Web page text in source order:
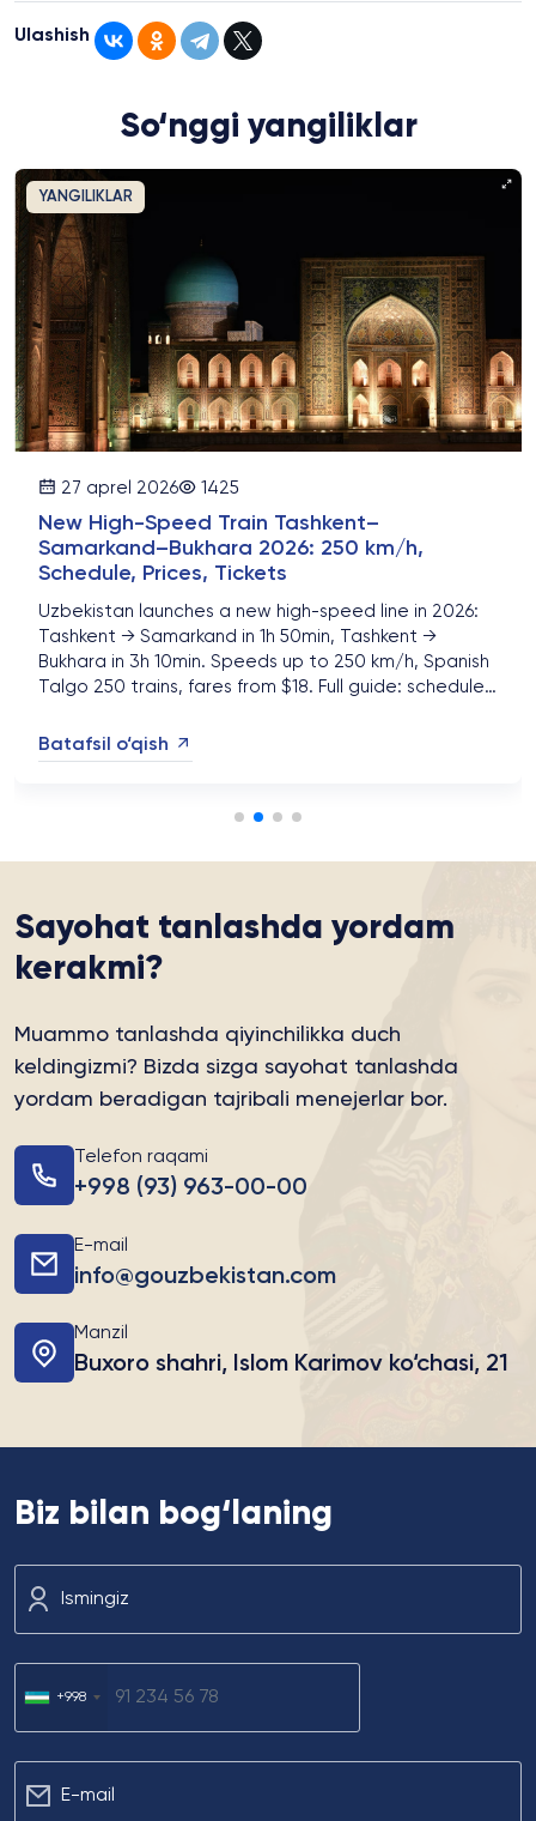
Ulashish
So‘nggi yangiliklar
YANGILIKLAR
27 aprel 2026 1425
New High-Speed Train Tashkent–
Samarkand–Bukhara 2026: 250 km/h,
Schedule, Prices, Tickets
Uzbekistan launches a new high-speed line in 2026:
Tashkent → Samarkand in 1h 50min, Tashkent →
Bukhara in 3h 10min. Speeds up to 250 km/h, Spanish
Talgo 250 trains, fares from $18. Full guide: schedule,
Batafsil o‘qish
Sayohat tanlashda yordam
kerakmi?
Muammo tanlashda qiyinchilikka duch
keldingizmi? Bizda sizga sayohat tanlashda
yordam beradigan tajribali menejerlar bor.
Telefon raqami
+998 (93) 963-00-00
E-mail
info@gouzbekistan.com
Manzil
Buxoro shahri, Islom Karimov ko‘chasi, 21
Biz bilan bog‘laning
Ismingiz
+998
Е-mail